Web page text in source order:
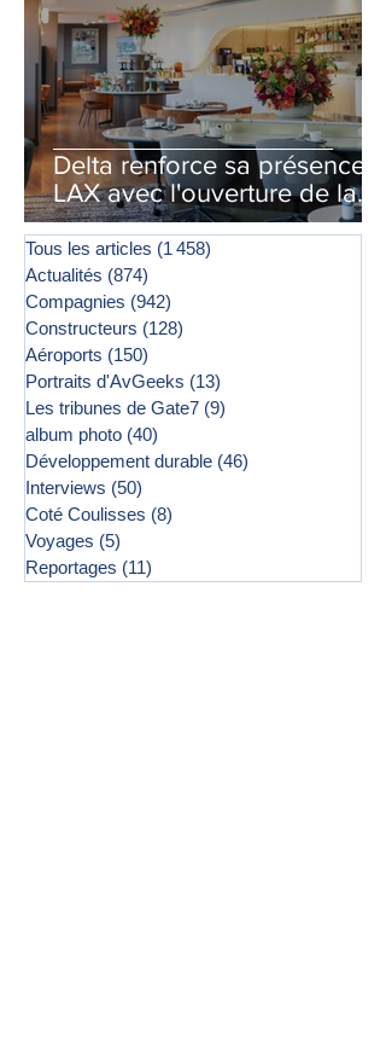
Delta renforce sa présence à
LAX avec l'ouverture de la
première phase d'un second
salon Delta One
Tous les articles (1 458)
Actualités (874)
Compagnies (942)
Constructeurs (128)
Aéroports (150)
Portraits d'AvGeeks (13)
Les tribunes de Gate7 (9)
album photo (40)
Développement durable (46)
Interviews (50)
Coté Coulisses (8)
Voyages (5)
Reportages (11)